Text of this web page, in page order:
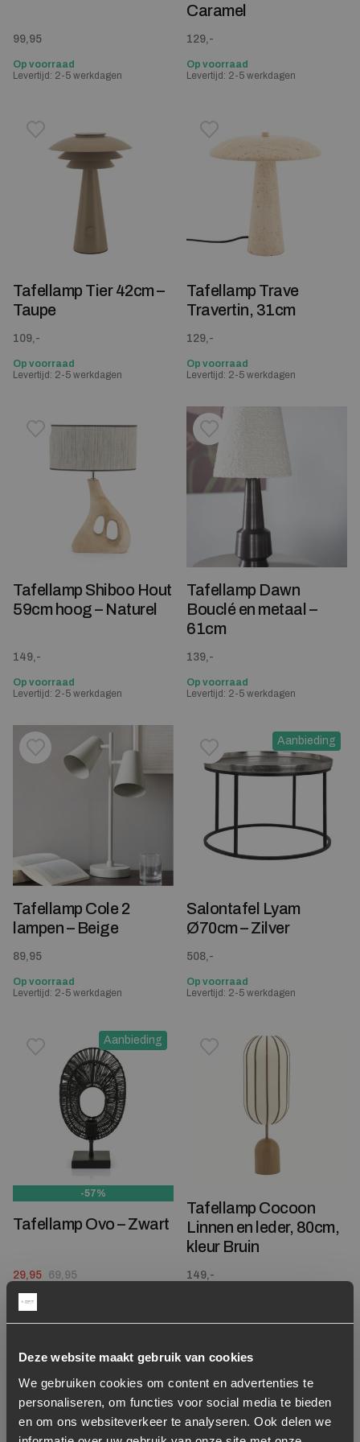
Deze website maakt gebruik van cookies
We gebruiken cookies om content en advertenties te
personaliseren, om functies voor social media te bieden
en om ons websiteverkeer te analyseren. Ook delen we
99,95
Op voorraad
Levertijd: 2-5 werkdagen
Caramel
129,-
Op voorraad
Levertijd: 2-5 werkdagen
Toevoegen aan verlanglijstje
Verwijderen van verlanglijst
Tafellamp Tier 42cm –
Taupe
109,-
Op voorraad
Levertijd: 2-5 werkdagen
Toevoegen aan
Verwijderen van verlanglijst
Tafellamp Trave
Travertin, 31cm
129,-
Op voorraad
Levertijd: 2-5 werkdagen
Toevoegen aan verlanglijstje
Verwijderen van verlanglijst
Tafellamp Shiboo Hout
59cm hoog – Naturel
149,-
Op voorraad
Levertijd: 2-5 werkdagen
Toevoegen aan
Verwijderen van verlanglijst
Tafellamp Dawn
Bouclé en metaal –
61cm
139,-
Op voorraad
Levertijd: 2-5 werkdagen
Toevoegen aan verlanglijstje
Verwijderen van verlanglijst
Tafellamp Cole 2
lampen – Beige
89,95
Op voorraad
Levertijd: 2-5 werkdagen
Aanbieding
Toevoegen aan
Verwijderen van verlanglijst
Salontafel Lyam
Ø70cm – Zilver
508,-
Op voorraad
Levertijd: 2-5 werkdagen
Aanbieding
Toevoegen aan verlanglijstje
Verwijderen van verlanglijst
-57%
Tafellamp Ovo – Zwart
69,95
Oorspronkelijke prijs was: 69,95.
29,95
Huidige prijs is: 29,95.
2 stuks op voorraad
1-5 werkdagen
Toevoegen aan
Verwijderen van verlanglijst
Tafellamp Cocoon
Linnen en leder, 80cm,
kleur Bruin
149,-